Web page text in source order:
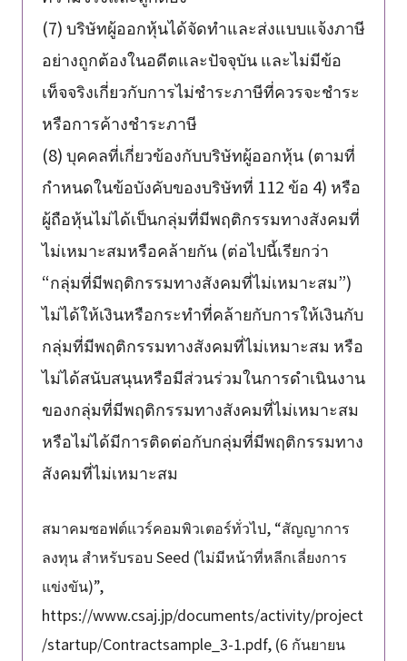
(7) บริษัทผู้ออกหุ้นได้จัดทำและส่งแบบแจ้งภาษี
อย่างถูกต้องในอดีตและปัจจุบัน และไม่มีข้อ
เท็จจริงเกี่ยวกับการไม่ชำระภาษีที่ควรจะชำระ
หรือการค้างชำระภาษี
(8) บุคคลที่เกี่ยวข้องกับบริษัทผู้ออกหุ้น (ตามที่
กำหนดในข้อบังคับของบริษัทที่ 112 ข้อ 4) หรือ
ผู้ถือหุ้นไม่ได้เป็นกลุ่มที่มีพฤติกรรมทางสังคมที่
ไม่เหมาะสมหรือคล้ายกัน (ต่อไปนี้เรียกว่า
“กลุ่มที่มีพฤติกรรมทางสังคมที่ไม่เหมาะสม”)
ไม่ได้ให้เงินหรือกระทำที่คล้ายกับการให้เงินกับ
กลุ่มที่มีพฤติกรรมทางสังคมที่ไม่เหมาะสม หรือ
ไม่ได้สนับสนุนหรือมีส่วนร่วมในการดำเนินงาน
ของกลุ่มที่มีพฤติกรรมทางสังคมที่ไม่เหมาะสม
หรือไม่ได้มีการติดต่อกับกลุ่มที่มีพฤติกรรมทาง
สังคมที่ไม่เหมาะสม
สมาคมซอฟต์แวร์คอมพิวเตอร์ทั่วไป, “สัญญาการ
ลงทุน สำหรับรอบ Seed (ไม่มีหน้าที่หลีกเลี่ยงการ
แข่งขัน)”,
https://www.csaj.jp/documents/activity/project
/startup/Contractsample_3-1.pdf, (6 กันยายน